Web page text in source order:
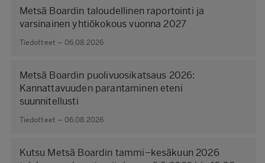
Metsä Boardin taloudellinen raportointi ja
varsinainen yhtiökokous vuonna 2027
Tiedotteet – 06.08.2026
Metsä Boardin puolivuosikatsaus 2026:
Kannattavuuden parantaminen eteni
suunnitellusti
Tiedotteet – 06.08.2026
Kutsu Metsä Boardin tammi–kesäkuun 2026